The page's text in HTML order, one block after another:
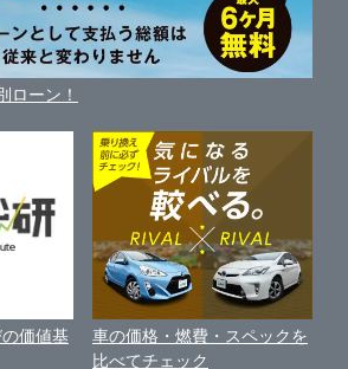
ーン
識
す
月更新）
する基本方針
表示
ローン！
価値基
車の価格・燃費・スペックを
比べてチェック